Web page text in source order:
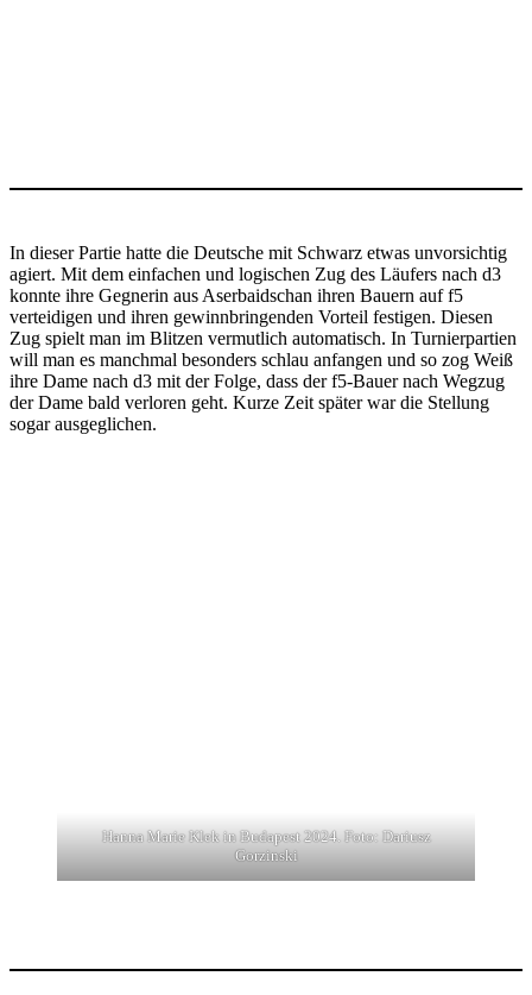
In dieser Partie hatte die Deutsche mit Schwarz etwas unvorsichtig
agiert. Mit dem einfachen und logischen Zug des Läufers nach d3
konnte ihre Gegnerin aus Aserbaidschan ihren Bauern auf f5
verteidigen und ihren gewinnbringenden Vorteil festigen. Diesen
Zug spielt man im Blitzen vermutlich automatisch. In Turnierpartien
will man es manchmal besonders schlau anfangen und so zog Weiß
ihre Dame nach d3 mit der Folge, dass der f5-Bauer nach Wegzug
der Dame bald verloren geht. Kurze Zeit später war die Stellung
sogar ausgeglichen.
Hanna Marie Klek in Budapest 2024. Foto: Dariusz
Gorzinski